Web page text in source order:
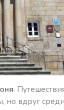
.
вдруг среди